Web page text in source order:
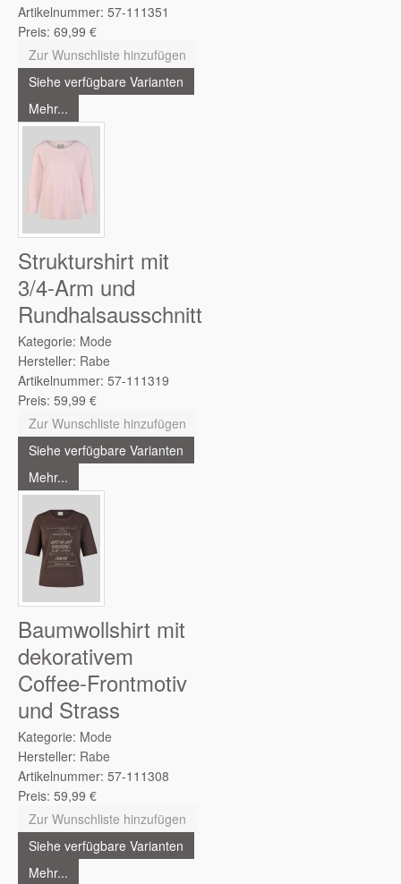
Artikelnummer: 57-111351
Preis: 69,99 €
Zur Wunschliste hinzufügen
Siehe verfügbare Varianten
Mehr...
Strukturshirt mit
3/4-Arm und
Rundhalsausschnitt
Kategorie: Mode
Hersteller: Rabe
Artikelnummer: 57-111319
Preis: 59,99 €
Zur Wunschliste hinzufügen
Siehe verfügbare Varianten
Mehr...
Baumwollshirt mit
dekorativem
Coffee-Frontmotiv
und Strass
Kategorie: Mode
Hersteller: Rabe
Artikelnummer: 57-111308
Preis: 59,99 €
Zur Wunschliste hinzufügen
Siehe verfügbare Varianten
Mehr...